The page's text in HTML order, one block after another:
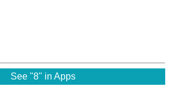
See "8" in Apps